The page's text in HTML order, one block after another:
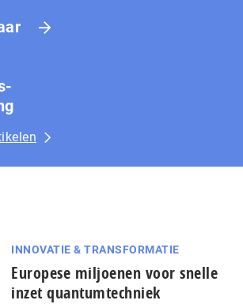
INNOVATIE & TRANSFORMATIE
Europese miljoenen voor snelle
inzet quantumtechniek